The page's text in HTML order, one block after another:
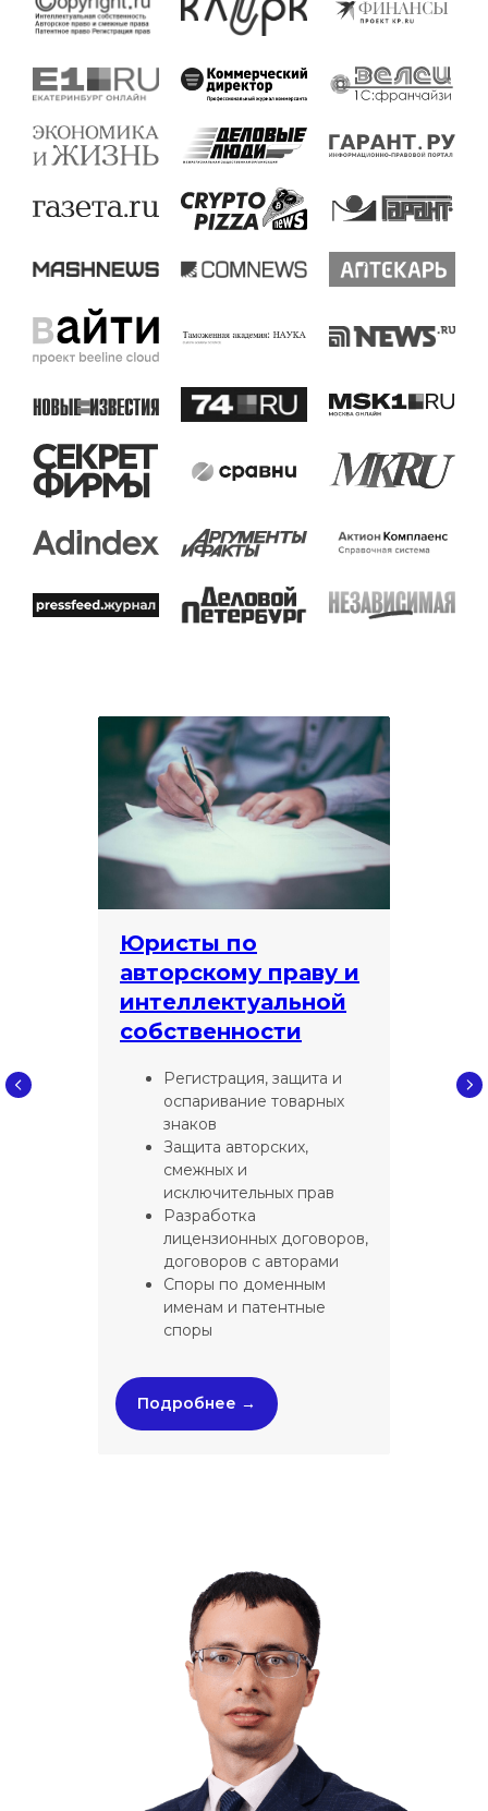
Юристы по
авторскому праву и
интеллектуальной
собственности
Регистрация, защита и
оспаривание товарных
знаков
Защита авторских,
смежных и
исключительных прав
Разработка
лицензионных договоров,
договоров с авторами
Споры по доменным
именам и патентные
споры
Подробнее →